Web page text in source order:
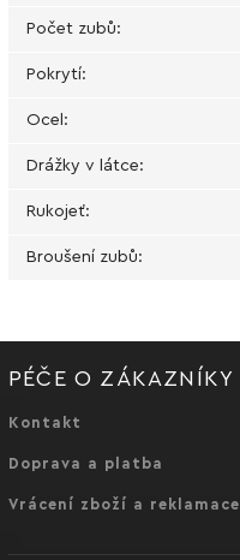
Počet zubů:
Pokrytí:
Ocel :
Drážky v látce:
Rukojeť:
Broušení zubů:
PÉČE O ZÁKAZNÍKY
Kontakt
Doprava a platba
Vrácení zboží a reklamace